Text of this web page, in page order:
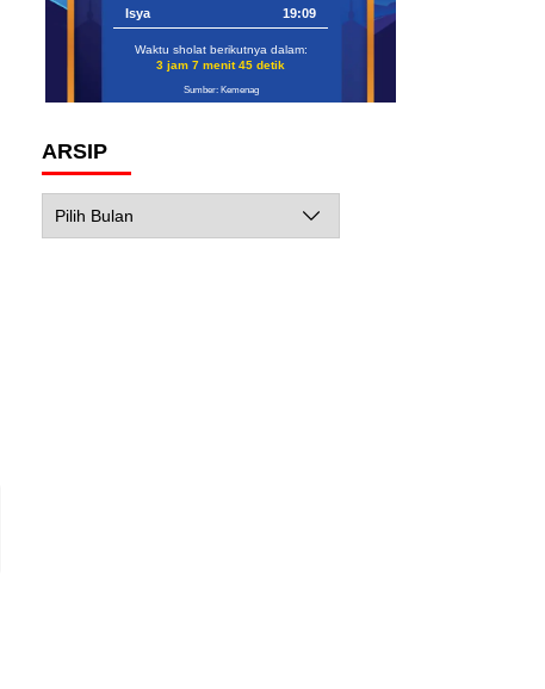
Isya 19:09
Waktu sholat berikutnya dalam:
3 jam 7 menit 44 detik
Sumber: Kemenag
ARSIP